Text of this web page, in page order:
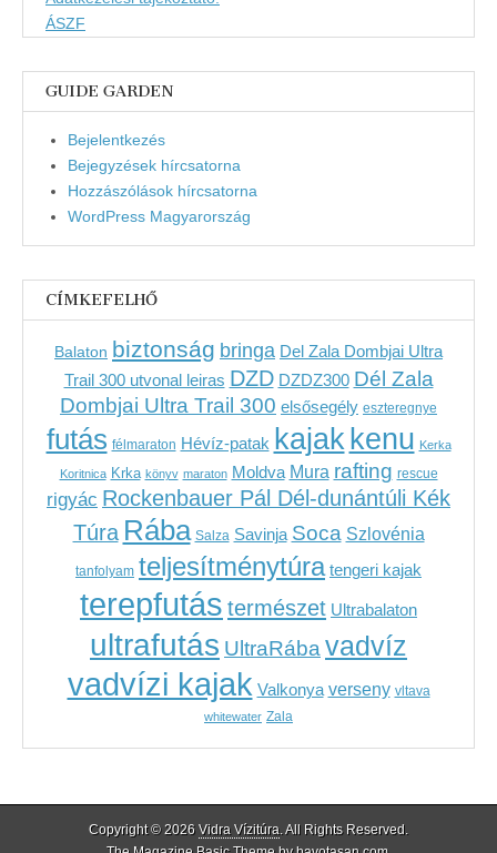
ÁSZF
GUIDE GARDEN
Bejelentkezés
Bejegyzések hírcsatorna
Hozzászólások hírcsatorna
WordPress Magyarország
CÍMKEFELHŐ
Balaton biztonság bringa Del Zala Dombjai Ultra
Trail 300 utvonal leiras DZD DZDZ300 Dél Zala
Dombjai Ultra Trail 300 elsősegély eszteregnye
futás félmaraton Hévíz-patak kajak kenu Kerka
Koritnica Krka könyv maraton Moldva Mura rafting rescue
rigyác Rockenbauer Pál Dél-dunántúli Kék
Túra Rába Salza Savinja Soca Szlovénia
tanfolyam teljesítménytúra tengeri kajak
terepfutás természet Ultrabalaton
ultrafutás UltraRába vadvíz
vadvízi kajak Valkonya verseny vltava
whitewater Zala
Copyright © 2026 Vidra Vízitúra. All Rights Reserved.